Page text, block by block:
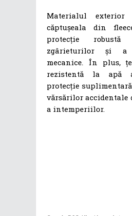
Materialul
căptușeala din
protecție robustă
zgârieturilor și a
mecanice. În plus,
rezistentă la apă
protecție
vărsărilor accidentale
a intemperiilor.